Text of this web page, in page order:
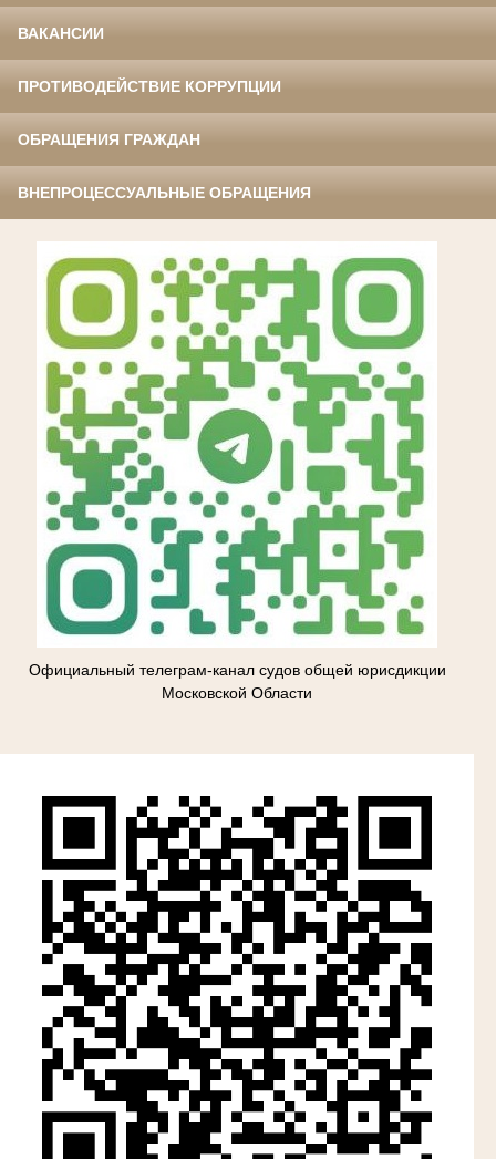
ВАКАНСИИ
ПРОТИВОДЕЙСТВИЕ КОРРУПЦИИ
ОБРАЩЕНИЯ ГРАЖДАН
ВНЕПРОЦЕССУАЛЬНЫЕ ОБРАЩЕНИЯ
Официальный телеграм-канал судов общей юрисдикции
Московской Области